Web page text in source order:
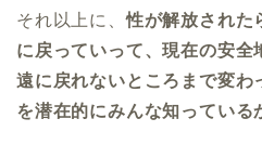
それ以上に、性が解放された
に戻っていって、現在の安全
遠に戻れないところまで変わ
を潜在的にみんな知っている